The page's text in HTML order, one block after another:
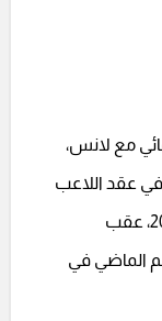
مع لانس،
في عقد اللاعب
ليستمر ضمن صفوف الفريق حتى صيف 2029، عقب
الماضي في